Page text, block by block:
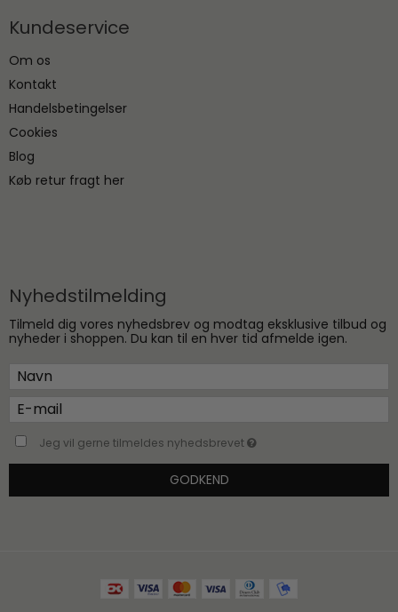
Kundeservice
Om os
Kontakt
Handelsbetingelser
Cookies
Blog
Køb retur fragt her
Nyhedstilmelding
Tilmeld dig vores nyhedsbrev og modtag eksklusive tilbud og
nyheder i shoppen. Du kan til en hver tid afmelde igen.
Jeg vil gerne tilmeldes nyhedsbrevet
GODKEND